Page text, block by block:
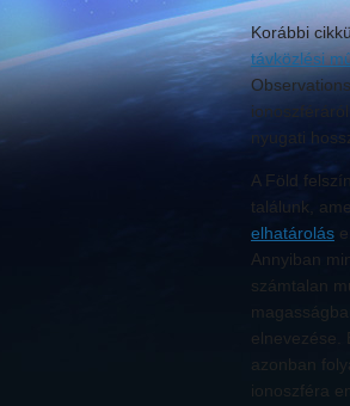
Korábbi
távközlési
nyugati
A Föld
találunk,
elhatárolás
Annyiban
számtalan
elnevezése.
azonban
ionoszféra